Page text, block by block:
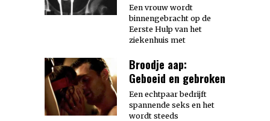
Een vrouw wordt
binnengebracht op de
Eerste Hulp van het
ziekenhuis met
Broodje aap:
Geboeid en gebroken
Een echtpaar bedrijft
spannende seks en het
wordt steeds